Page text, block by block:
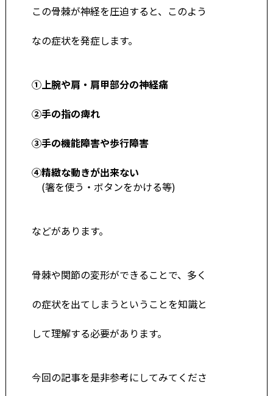
この骨棘が神経を圧迫すると、このよう
なの症状を発症します。
➀上腕や肩・肩甲部分の神経痛
②手の指の痺れ
③手の機能障害や歩行障害
④精緻な動きが出来ない
(箸を使う・ボタンをかける等)
などがあります。
骨棘や関節の変形ができることで、多く
の症状を出て しまうということを知識と
して理解する必要があります。
今回の記事を是非参考にしてみてくださ